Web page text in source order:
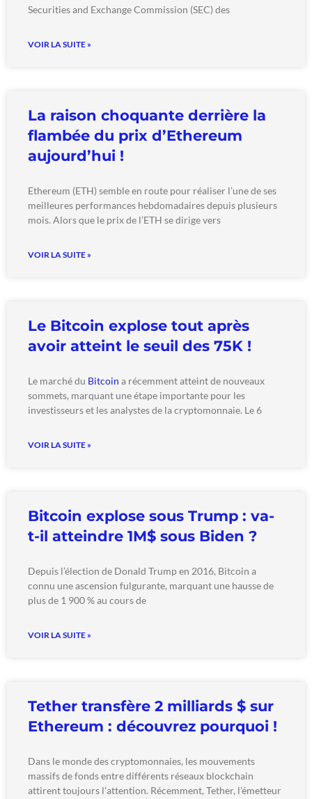
Securities and Exchange Commission (SEC) des
VOIR LA SUITE »
La raison choquante derrière la
flambée du prix d’Ethereum
aujourd’hui !
Ethereum (ETH) semble en route pour réaliser l’une de ses
meilleures performances hebdomadaires depuis plusieurs
mois. Alors que le prix de l’ETH se dirige vers
VOIR LA SUITE »
Le Bitcoin explose tout après
avoir atteint le seuil des 75K !
Le marché du Bitcoin a récemment atteint de nouveaux
sommets, marquant une étape importante pour les
investisseurs et les analystes de la cryptomonnaie. Le 6
VOIR LA SUITE »
Bitcoin explose sous Trump : va-
t-il atteindre 1M$ sous Biden ?
Depuis l’élection de Donald Trump en 2016, Bitcoin a
connu une ascension fulgurante, marquant une hausse de
plus de 1 900 % au cours de
VOIR LA SUITE »
Tether transfère 2 milliards $ sur
Ethereum : découvrez pourquoi !
Dans le monde des cryptomonnaies, les mouvements
massifs de fonds entre différents réseaux blockchain
attirent toujours l’attention. Récemment, Tether, l’émetteur